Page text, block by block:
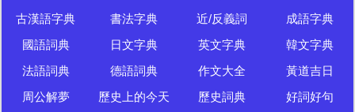
古漢語字典
書法字典 近/反義詞
成語字典
國語詞典
日文字典 英文字典
韓文字典
法語詞典
德語詞典 作文大全
黃道吉日
周公解夢
歷史上的今天 歷史詞典 好詞好句